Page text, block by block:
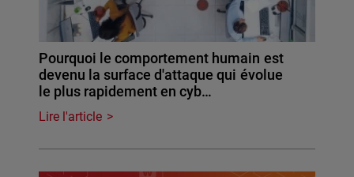
Pourquoi le comportement humain est
devenu la surface d'attaque qui évolue
le plus rapidement en cyb…
Lire l'article